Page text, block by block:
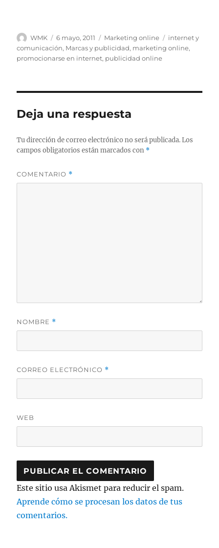
Autor
WMK
Publicado
el
6 mayo, 2011 Categorías
Marketing online Etiquetas
internet y
comunicación, Marcas y publicidad, marketing online,
promocionarse en internet, publicidad online
Deja una respuesta
Tu dirección de correo electrónico no será publicada. Los
campos obligatorios están marcados con *
COMENTARIO *
NOMBRE *
CORREO ELECTRÓNICO *
WEB
Este sitio usa Akismet para reducir el spam.
Aprende cómo se procesan los datos de tus
comentarios.